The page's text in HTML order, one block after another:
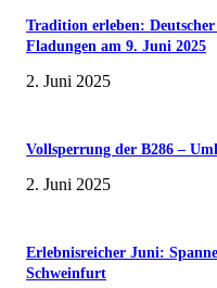
Tradition erleben:
Fladungen am 9. Juni 2025
2. Juni 2025
Vollsperrung der B286 –
2. Juni 2025
Erlebnisreicher Juni:
Schweinfurt